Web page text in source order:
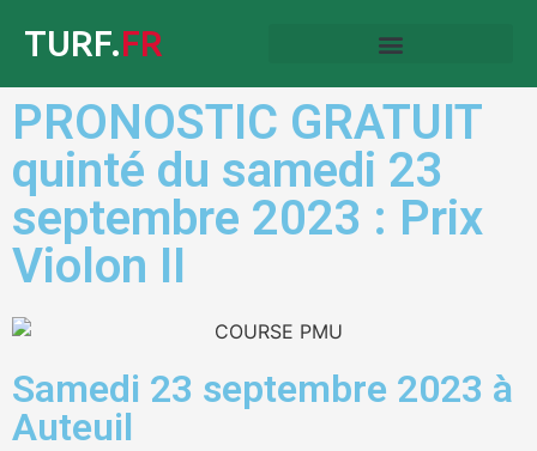
TURF.FR
PRONOSTIC GRATUIT
quinté du samedi 23
septembre 2023 : Prix
Violon II
Samedi 23 septembre 2023 à
Auteuil